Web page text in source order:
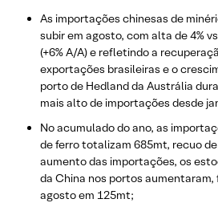
As importações chinesas de
subir em agosto, com alta de 4%
(+6% A/A) e refletindo a
exportações brasileiras e o
porto de Hedland da Austrália
mais alto de importações desde
No acumulado do ano, as
de ferro totalizam 685mt, recuo
aumento das importações, os
da China nos portos aumentaram,
agosto em 125mt;